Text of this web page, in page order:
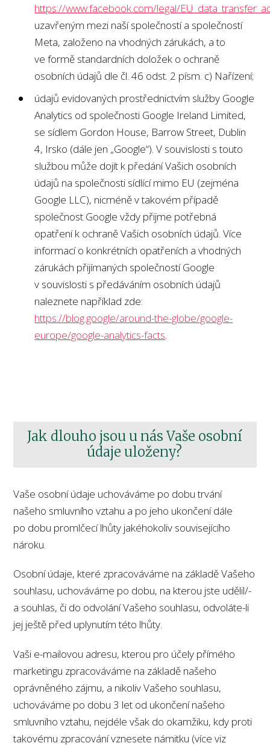
https://www.facebook.com/legal/
uzavřeným mezi naší společností a společností
Meta, založeno na vhodných zárukách, a to
ve formě standardních doložek o ochraně
osobních údajů dle čl. 46 odst. 2 písm. c) Nařízení;
údajů evidovaných prostřednictvím služby Google
Analytics od společnosti Google Ireland Limited,
se sídlem Gordon House, Barrow Street, Dublin
4, Irsko (dále jen „Google“). V souvislosti s touto
službou může dojít k předání Vašich osobních
údajů na společnosti sídlící mimo EU (zejména
Google LLC), nicméně v takovém případě
společnost Google vždy přijme potřebná
opatření k ochraně Vašich osobních údajů. Více
informací o konkrétních opatřeních a vhodných
zárukách přijímaných společností Google
v souvislosti s předáváním osobních údajů
naleznete například zde:
https://blog.google/around-the-globe/google-
europe/google-analytics-facts.
Jak dlouho jsou u nás Vaše osobní
údaje uloženy?
Vaše osobní údaje uchováváme po dobu trvání
našeho smluvního vztahu a po jeho ukončení dále
po dobu promlčecí lhůty jakéhokoliv souvisejícího
nároku.
Osobní údaje, které zpracováváme na základě Vašeho
souhlasu, uchováváme po dobu, na kterou jste udělil/-
a souhlas, či do odvolání Vašeho souhlasu, odvoláte-li
jej ještě před uplynutím této lhůty.
Vaši e-mailovou adresu, kterou pro účely přímého
marketingu zpracováváme na základě našeho
oprávněného zájmu, a nikoliv Vašeho souhlasu,
uchováváme po dobu 3 let od ukončení našeho
smluvního vztahu, nejdéle však do okamžiku, kdy proti
takovému zpracování vznesete námitku (více viz